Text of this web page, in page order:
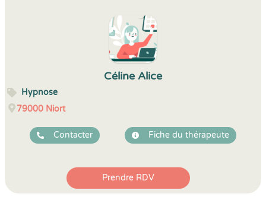
Céline Alice
Hypnose
79000 Niort
Contacter Fiche du thérapeute
Prendre RDV